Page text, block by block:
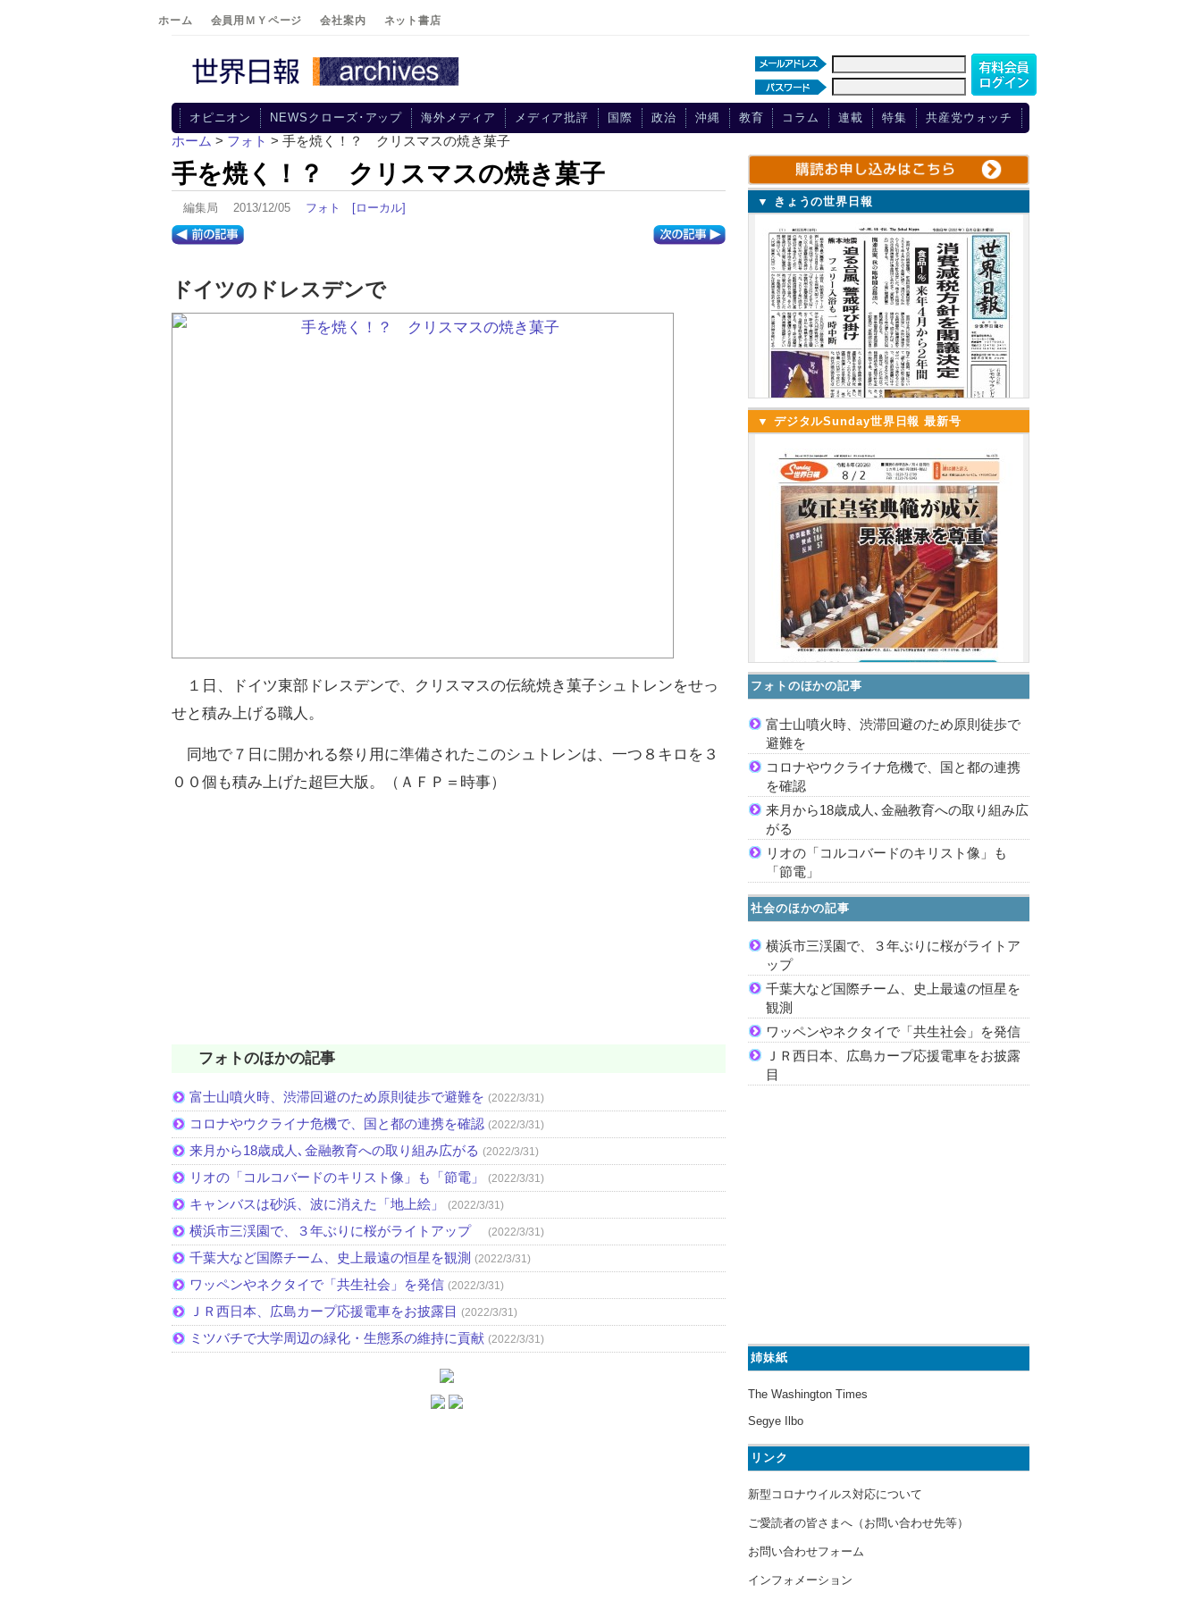
ホーム 会員用ＭＹページ 会社案内 ネット書店
オピニオン NEWSクローズ･アップ 海外メディア メディア批評 国際 政治 沖縄 教育 コラム 連載 特集 共産党ウォッチ
ホーム > フォト > 手を焼く！？ クリスマスの焼き菓子
手を焼く！？ クリスマスの焼き菓子
編集局 2013/12/05 フォト [ローカル]
ドイツのドレスデンで
１日、ドイツ東部ドレスデンで、クリスマスの伝統焼き菓子シュトレンをせっ
せと積み上げる職人。
同地で７日に開かれる祭り用に準備されたこのシュトレンは、一つ８キロを３
００個も積み上げた超巨大版。（ＡＦＰ＝時事）
フォトのほかの記事
富士山噴火時、渋滞回避のため原則徒歩で避難を (2022/3/31)
コロナやウクライナ危機で、国と都の連携を確認 (2022/3/31)
来月から18歳成人､金融教育への取り組み広がる (2022/3/31)
リオの「コルコバードのキリスト像」も「節電」 (2022/3/31)
キャンバスは砂浜、波に消えた「地上絵」 (2022/3/31)
横浜市三渓園で、３年ぶりに桜がライトアップ (2022/3/31)
千葉大など国際チーム、史上最遠の恒星を観測 (2022/3/31)
ワッペンやネクタイで「共生社会」を発信 (2022/3/31)
ＪＲ西日本、広島カープ応援電車をお披露目 (2022/3/31)
ミツバチで大学周辺の緑化・生態系の維持に貢献 (2022/3/31)
▼ きょうの世界日報
▼ デジタルSunday世界日報 最新号
フォトのほかの記事
富士山噴火時、渋滞回避のため原則徒歩で
避難を
コロナやウクライナ危機で、国と都の連携
を確認
来月から18歳成人､金融教育への取り組み広
がる
リオの「コルコバードのキリスト像」も
「節電」
社会のほかの記事
横浜市三渓園で、３年ぶりに桜がライトア
ップ
千葉大など国際チーム、史上最遠の恒星を
観測
ワッペンやネクタイで「共生社会」を発信
ＪＲ西日本、広島カープ応援電車をお披露
目
姉妹紙
The Washington Times
Segye Ilbo
リンク
新型コロナウイルス対応について
ご愛読者の皆さまへ（お問い合わせ先等）
お問い合わせフォーム
インフォメーション